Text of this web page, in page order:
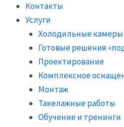
Контакты
Услуги
Холодильные камеры
Готовые решения
Проектирование
Комплексное
Монтаж
Такелажные работы
Обучение и тренинги